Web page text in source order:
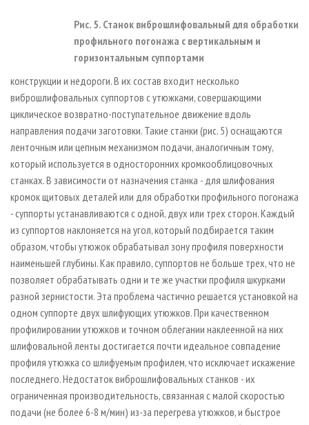
Рис. 5. Станок виброшлифовальный для обработки
профильного погонажа с вертикальным и
горизонтальным суппортами
конструкции и недороги. В их состав входит несколько
виброшлифовальных суппортов с утюжками, совершающими
циклическое возвратно-поступательное движение вдоль
направления подачи заготовки. Такие станки (рис. 5) оснащаются
ленточным или цепным механизмом подачи, аналогичным тому,
который используется в односторонних кромкооблицовочных
станках. В зависимости от назначения станка - для шлифования
кромок щитовых деталей или для обработки профильного погонажа
- суппорты устанавливаются с одной, двух или трех сторон. Каждый
из суппортов наклоняется на угол, который подбирается таким
образом, чтобы утюжок обрабатывал зону профиля поверхности
наименьшей глубины. Как правило, суппортов не больше трех, что не
позволяет обрабатывать одни и те же участки профиля шкурками
разной зернистости. Эта проблема частично решается установкой на
одном суппорте двух шлифующих утюжков. При качественном
профилировании утюжков и точном облегании наклеенной на них
шлифовальной ленты достигается почти идеальное совпадение
профиля утюжка со шлифуемым профилем, что исключает искажение
последнего. Недостаток виброшлифовальных станков - их
ограниченная производительность, связанная с малой скоростью
подачи (не более 6-8 м/мин) из-за перегрева утюжков, и быстрое